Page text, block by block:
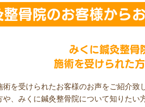
骨院のお客様から
みくに鍼灸整骨
施術を受けられた
を受けられたお客様のお声をご紹介致
、みくに鍼灸整骨院について知りたい